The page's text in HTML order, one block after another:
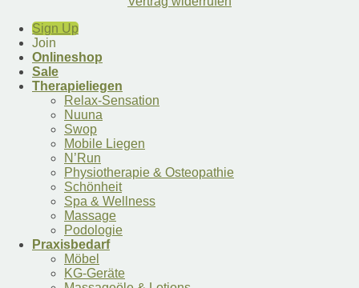
Sign Up
Join
Onlineshop
Sale
Therapieliegen
Relax-Sensation
Nuuna
Swop
Mobile Liegen
N’Run
Physiotherapie & Osteopathie
Schönheit
Spa & Wellness
Massage
Podologie
Praxisbedarf
Möbel
KG-Geräte